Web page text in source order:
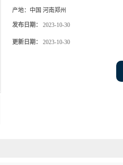
产地： 中国 河南郑州
发布日期： 2023-10-30
更新日期： 2023-10-30